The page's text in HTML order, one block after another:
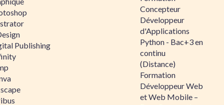
Publishing
Concepteur
Développeur
d'Applications
Python - Bac+3 en
continu
(Distance)
Formation
Développeur Web
et Web Mobile –